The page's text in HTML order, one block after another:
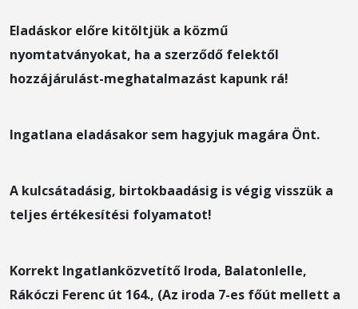
Eladáskor előre kitöltjük a közmű
nyomtatványokat, ha a szerződő felektől
hozzájárulást-meghatalmazást kapunk rá!
Ingatlana eladásakor sem hagyjuk magára Önt.
A kulcsátadásig, birtokbaadásig is végig visszük a
teljes értékesítési folyamatot!
Korrekt Ingatlanközvetítő Iroda, Balatonlelle,
Rákóczi Ferenc út 164., (Az iroda 7-es főút mellett a